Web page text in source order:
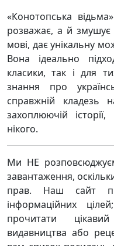
«Конотопська
розважає, а й змушує
мові, дає унікальну
Вона ідеально
класики, так і для
знання про
справжній кладезь
захоплюючій
нікого.
Ми НЕ
завантаження,
прав. Наш сайт
інформаційних
прочитати
видавництва або